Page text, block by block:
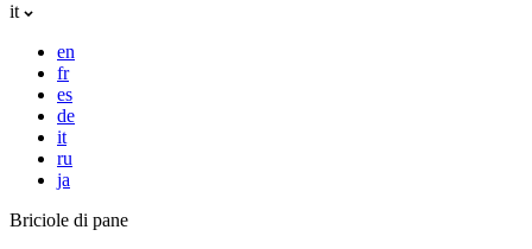
it
en
fr
es
de
it
ru
ja
Briciole di pane